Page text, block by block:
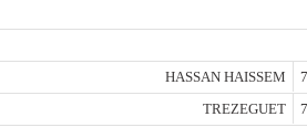
HASSAN HAISSEM
TREZEGUET